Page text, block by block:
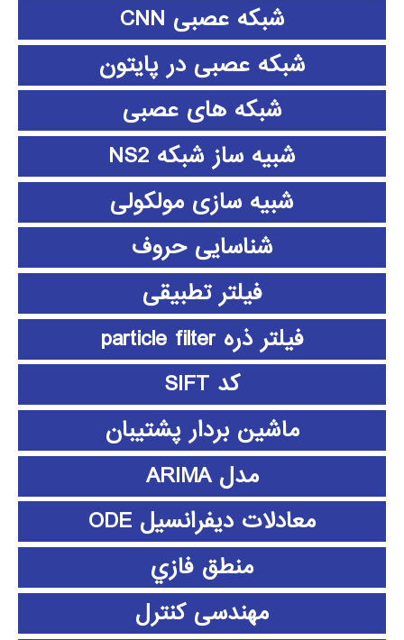
شبکه عصبی CNN
شبکه عصبی در پایتون
شبکه های عصبی
شبیه ساز شبکه NS2
شبیه سازی مولکولی
شناسایی حروف
فیلتر تطبیقی
فیلتر ذره particle filter
کد SIFT
ماشین بردار پشتیبان
مدل ARIMA
معادلات دیفرانسیل ODE
منطق فازي
مهندسی کنترل